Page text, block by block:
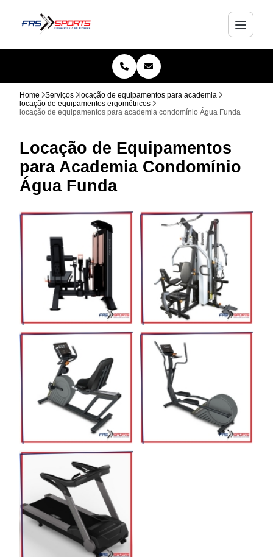
Home Serviços
locação de equipamentos para academia
locação de equipamentos ergométricos
locação de equipamentos para academia condomínio Água Funda
Locação de Equipamentos
para Academia Condomínio
Água Funda